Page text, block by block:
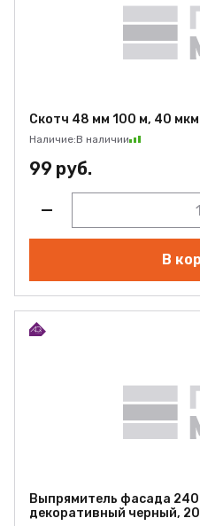
Скотч 48 мм 100 м, 40 мкм
Наличие:В наличии
99 руб.
В
Выпрямитель фасада
декоративный черный, 20